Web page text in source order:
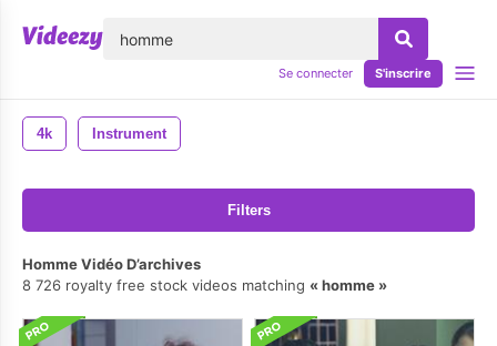
Se connecter S'inscrire
4k Instrument
Filters
Homme Vidéo D’archives
8 726 royalty free stock videos matching
homme